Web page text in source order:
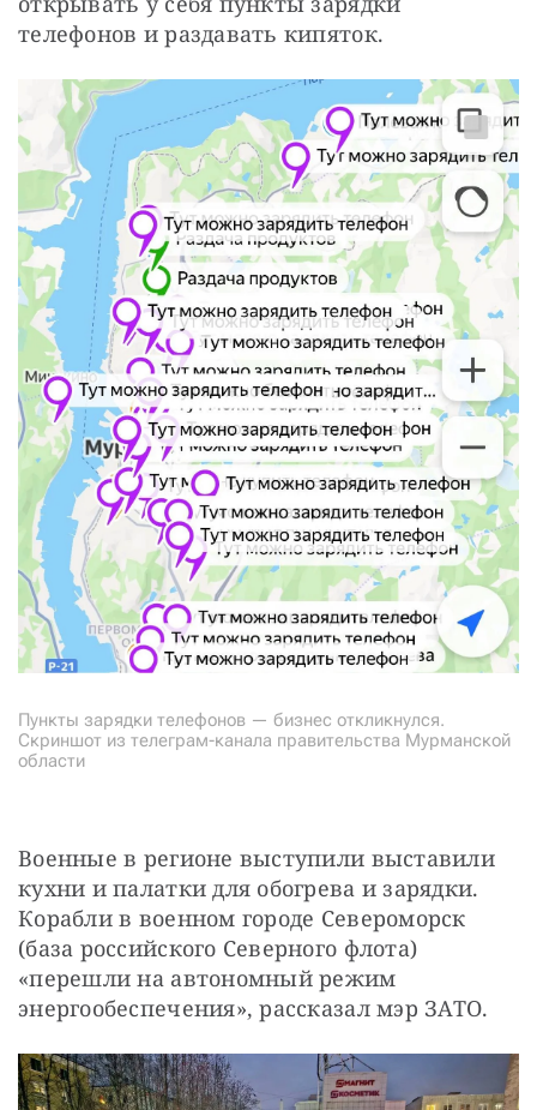
телефонов и раздавать кипяток.
Пункты зарядки телефонов — бизнес откликнулся.
Скриншот из телеграм-канала правительства Мурманской
области
Военные в регионе выступили выставили
кухни и палатки для обогрева и зарядки.
Корабли в военном городе Североморск
(база российского Северного флота)
«перешли на автономный режим
энергообеспечения», рассказал мэр ЗАТО.